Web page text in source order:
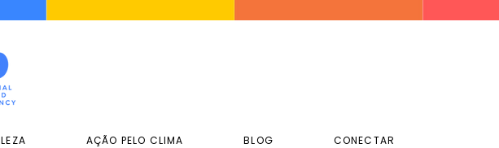
AÇÃO PELO CLIMA BLOG CONECTAR